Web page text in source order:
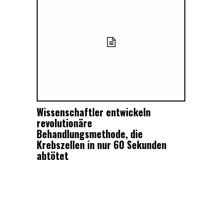
Wissenschaftler entwickeln
revolutionäre
Behandlungsmethode, die
Krebszellen in nur 60 Sekunden
abtötet